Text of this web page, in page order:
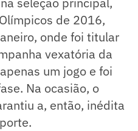
de 2016,
onde foi titular
vexatória da
um jogo e foi
Na ocasião, o
a, então, inédita